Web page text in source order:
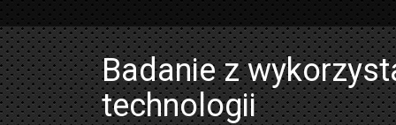
Badanie z
technologii